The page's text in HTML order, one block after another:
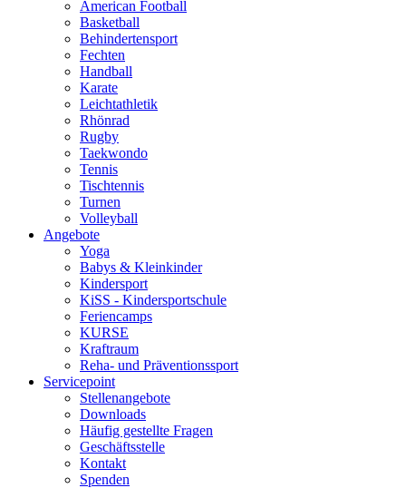
American Football
Basketball
Behindertensport
Fechten
Handball
Karate
Leichtathletik
Rhönrad
Rugby
Taekwondo
Tennis
Tischtennis
Turnen
Volleyball
Angebote
Yoga
Babys & Kleinkinder
Kindersport
KiSS - Kindersportschule
Feriencamps
KURSE
Kraftraum
Reha- und Präventionssport
Servicepoint
Stellenangebote
Downloads
Häufig gestellte Fragen
Geschäftsstelle
Kontakt
Spenden